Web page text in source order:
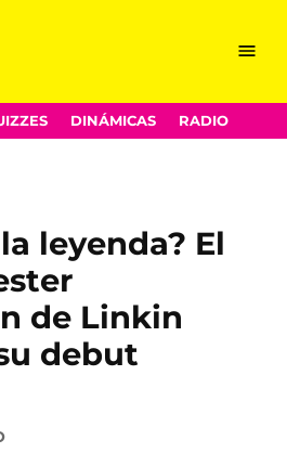
Menu
DINÁMICAS RADIO
leyenda? El
de Linkin
debut